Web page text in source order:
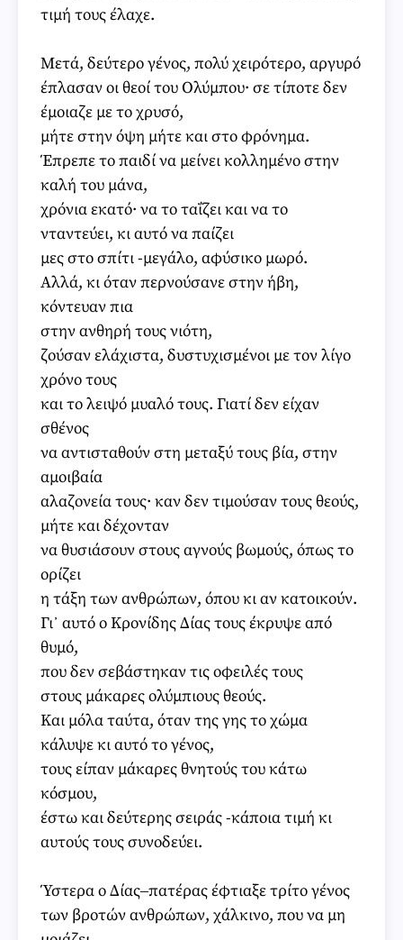
τιμή τους έλαχε.
Μετά, δεύτερο γένος, πολύ χειρότερο, αργυρό
έπλασαν οι θεοί του Ολύμπου· σε τίποτε δεν
έμοιαζε με το χρυσό,
μήτε στην όψη μήτε και στο φρόνημα.
Έπρεπε το παιδί να μείνει κολλημένο στην
καλή του μάνα,
χρόνια εκατό· να το ταΐζει και να το
νταντεύει, κι αυτό να παίζει
μες στο σπίτι -μεγάλο, αφύσικο μωρό.
Αλλά, κι όταν περνούσανε στην ήβη,
κόντευαν πια
στην ανθηρή τους νιότη,
ζούσαν ελάχιστα, δυστυχισμένοι με τον λίγο
χρόνο τους
και το λειψό μυαλό τους. Γιατί δεν είχαν
σθένος
να αντισταθούν στη μεταξύ τους βία, στην
αμοιβαία
αλαζονεία τους· καν δεν τιμούσαν τους θεούς,
μήτε και δέχονταν
να θυσιάσουν στους αγνούς βωμούς, όπως το
ορίζει
η τάξη των ανθρώπων, όπου κι αν κατοικούν.
Γι᾽ αυτό ο Κρονίδης Δίας τους έκρυψε από
θυμό,
που δεν σεβάστηκαν τις οφειλές τους
στους μάκαρες ολύμπιους θεούς.
Και μόλα ταύτα, όταν της γης το χώμα
κάλυψε κι αυτό το γένος,
τους είπαν μάκαρες θνητούς του κάτω
κόσμου,
έστω και δεύτερης σειράς -κάποια τιμή κι
αυτούς τους συνοδεύει.
Ύστερα ο Δίας‒πατέρας έφτιαξε τρίτο γένος
των βροτών ανθρώπων, χάλκινο, που να μη